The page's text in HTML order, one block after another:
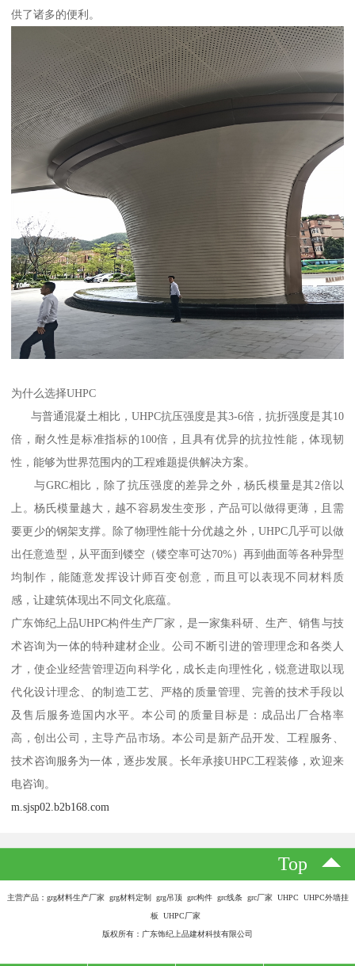
供了诸多的便利。
为什么选择UHPC
与普通混凝土相比，UHPC抗压强度是其3-6倍，抗折强度是其10
倍，耐久性是标准指标的100倍，且具有优异的抗拉性能，体现韧
性，能够为世界范围内的工程难题提供解决方案。
与GRC相比，除了抗压强度的差异之外，杨氏模量是其2倍以
上。杨氏模量越大，越不容易发生变形，产品可以做得更薄，且需
要更少的钢架支撑。除了物理性能十分优越之外，UHPC几乎可以做
出任意造型，从平面到镂空（镂空率可达70%）再到曲面等各种异型
均制作，能随意发挥设计师百变创意，而且可以表现不同材料质
感，让建筑体现出不同文化底蕴。
广东饰纪上品UHPC构件生产厂家，是一家集科研、生产、销售与技
术咨询为一体的特种建材企业。公司不断引进的管理理念和各类人
才，使企业经营管理迈向科学化，成长走向理性化，锐意进取以现
代化设计理念、的制造工艺、严格的质量管理、完善的技术手段以
及售后服务造国内水平。本公司的质量目标是：成品出厂合格率
高，创出公司，主导产品市场。本公司是新产品开发、工程服务、
技术咨询服务为一体，逐步发展。长年承接UHPC工程装修，欢迎来
电咨询。
m.sjsp02.b2b168.com
Top
主营产品：grg材料生产厂家 grg材料定制 grg吊顶 grc构件 grc线条 grc厂家 UHPC UHPC外墙挂
板 UHPC厂家
版权所有：广东饰纪上品建材科技有限公司